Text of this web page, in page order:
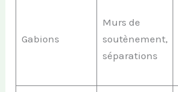
Gabions
Murs de
soutènement,
séparations